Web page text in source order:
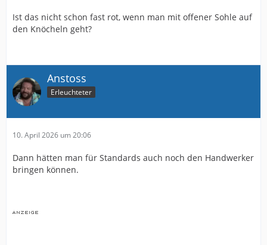
Ist das nicht schon fast rot, wenn man mit offener Sohle auf
den Knöcheln geht?
Anstoss
Erleuchteter
10. April 2026 um 20:06
Dann hätten man für Standards auch noch den Handwerker
bringen können.